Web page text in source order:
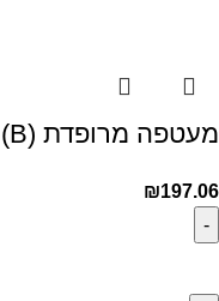
מעטפה מרופדת (B) במידות 140/225 250 יחידות
₪197.06